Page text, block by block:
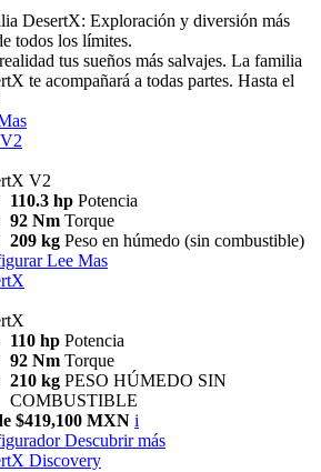
DesertX: Exploración y diversión más
todos los límites.
tus sueños más salvajes. La familia
te acompañará a todas partes. Hasta el
V2
V2
110.3 hp Potencia
92 Nm Torque
209 kg Peso en húmedo (sin combustible)
Lee Mas
110 hp Potencia
92 Nm Torque
210 kg PESO HÚMEDO SIN
COMBUSTIBLE
$419,100 MXN i
Descubrir más
Discovery